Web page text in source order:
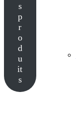
s
p
r
o
d
u
it
s